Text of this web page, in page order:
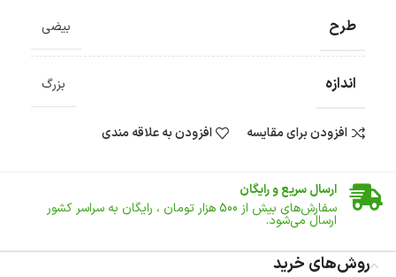
طرح بیضی
اندازه بزرگ
افزودن برای مقایسه افزودن به علاقه مندی
ضمانت اصالت کالا
ارسال سریع و رایگان
سفارش‌های بیش از 500 هزار تومان ، رایگان به سراسر کشور
ارسال می‌شود.
تا 14 روز پس از تحویل کالا می‌توانید آن را برگشت دهید.
روش‌های خرید